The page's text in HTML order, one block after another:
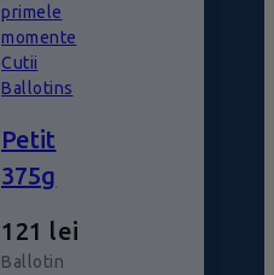
primele
momente
Cutii
Ballotins
Petit
375g
121 lei
Ballotin